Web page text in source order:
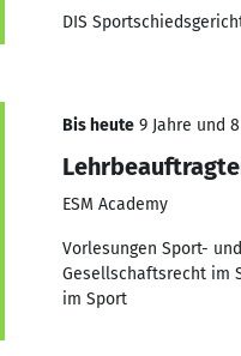
DIS
Bis heute 9 Jahre und
ESM Academy
Vorlesungen Sport-
Gesellschaftsrecht im
im Sport